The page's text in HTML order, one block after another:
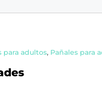
para adultos, Pañales para